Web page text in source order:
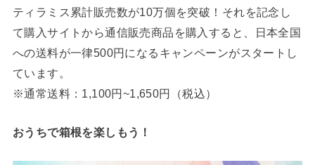
ティラミス累計販売数が10万個を突破！それを記念し
て購入サイトから通信販売商品を購入すると、日本全国
への送料が一律500円になるキャンペーンがスタートし
ています。
※通常送料：1,100円~1,650円（税込）
おうちで箱根を楽しもう！